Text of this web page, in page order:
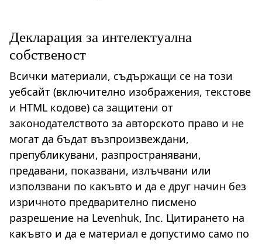
Декларация за интелектуална
собственост
Всички материали, съдържащи се на този
уебсайт (включително изображения, текстове
и HTML кодове) са защитени от
законодателството за авторското право и не
могат да бъдат възпроизвеждани,
препубликувани, разпространявани,
предавани, показвани, излъчвани или
използвани по какъвто и да е друг начин без
изричното предварително писмено
разрешение на Levenhuk, Inc. Цитирането на
какъвто и да е материал е допустимо само по